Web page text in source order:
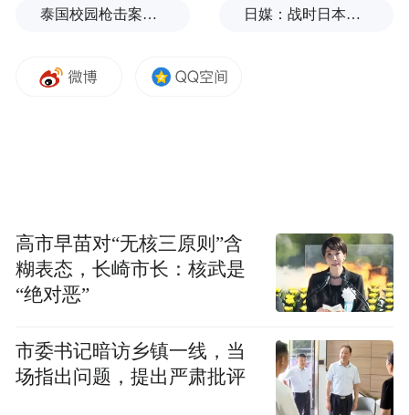
此前，支付宝“AI付”已成为全球首个支付笔
千问、瑞幸、Rokid等多个AI场景上线。
泰国校园枪击案致9死，枪手父亲道歉 日媒：战时日本多所大学进行输血人体实验，向患者注射动物血
高市早苗对“无核三原则”含
糊表态，长崎市长：核武是
“绝对恶”
市委书记暗访乡镇一线，当
场指出问题，提出严肃批评